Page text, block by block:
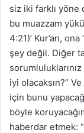
siz iki farklı yöne
bu muazzam
4:21)’ Kur’an,
şey değil. Diğer
iyi olacaksın?”
için bunu
böyle
haberdar etmek: